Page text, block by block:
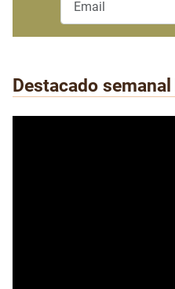
Destacado semanal